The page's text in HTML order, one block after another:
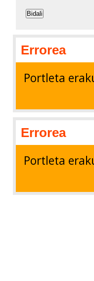
Bidali
Errorea
Portleta
Errorea
Portleta